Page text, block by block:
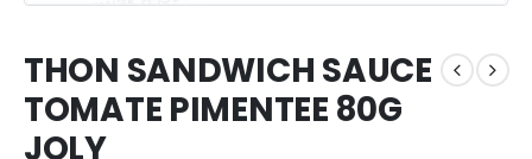
THON SANDWICH SAUCE
TOMATE PIMENTEE 80G
JOLY